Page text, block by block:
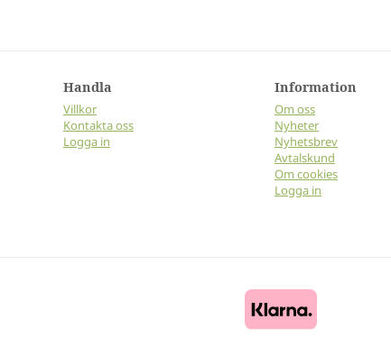
Handla
Villkor
Kontakta oss
Logga in
Information
Om oss
Nyheter
Nyhetsbrev
Avtalskund
Om cookies
Logga in